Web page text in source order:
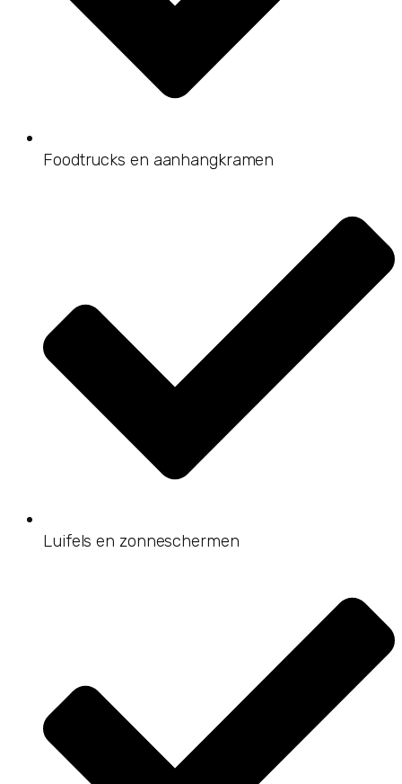
Foodtrucks en aanhangkramen
Luifels en zonneschermen